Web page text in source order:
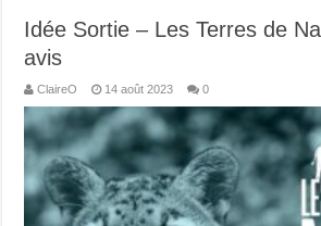
Idée Sortie – Les Terres de
avis
ClaireO 14 août 2023 0